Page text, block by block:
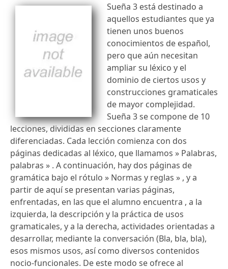
Sueña 3 está destinado a
aquellos estudiantes que ya
tienen unos buenos
conocimientos de español,
pero que aún necesitan
ampliar su léxico y el
dominio de ciertos usos y
construcciones gramaticales
de mayor complejidad.
Sueña 3 se compone de 10
lecciones, divididas en secciones claramente
diferenciadas. Cada lección comienza con dos
páginas dedicadas al léxico, que llamamos » Palabras,
palabras » . A continuación, hay dos páginas de
gramática bajo el rótulo » Normas y reglas » , y a
partir de aquí se presentan varias páginas,
enfrentadas, en las que el alumno encuentra , a la
izquierda, la descripción y la práctica de usos
gramaticales, y a la derecha, actividades orientadas a
desarrollar, mediante la conversación (Bla, bla, bla),
esos mismos usos, así como diversos contenidos
nocio-funcionales. De este modo se ofrece al